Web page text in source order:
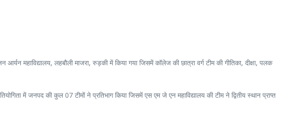
आर्यन महाविद्यालय, लहबौली माजरा, रुड़की में किया गया जिसमें कॉलेज की छात्रा वर्ग टीम की गीतिका, दीक्षा, पलक
में जनपद की कुल 07 टीमों ने प्रतिभाग किया जिसमें एस एम जे एन महाविद्यालय की टीम ने द्वितीय स्थान प्राप्त